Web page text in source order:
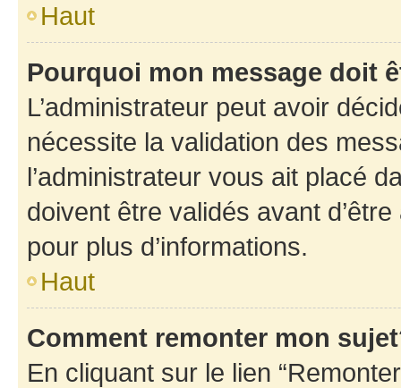
Haut
Pourquoi mon message doit
L’administrateur peut avoir
nécessite la validation des
l’administrateur vous ait placé
doivent être validés avant
pour plus d’informations.
Haut
Comment remonter mon
En cliquant sur le lien